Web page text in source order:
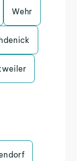
Wehr